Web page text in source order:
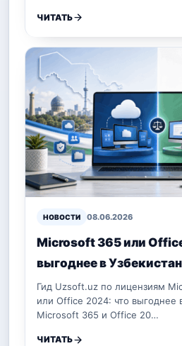
ЧИТАТЬ
НОВОСТИ 08.06.2026
Microsoft 365 или
выгоднее в
Гид Uzsoft.uz по лицензиям
или Office 2024: что выгоднее
Microsoft 365 и Office 20…
ЧИТАТЬ